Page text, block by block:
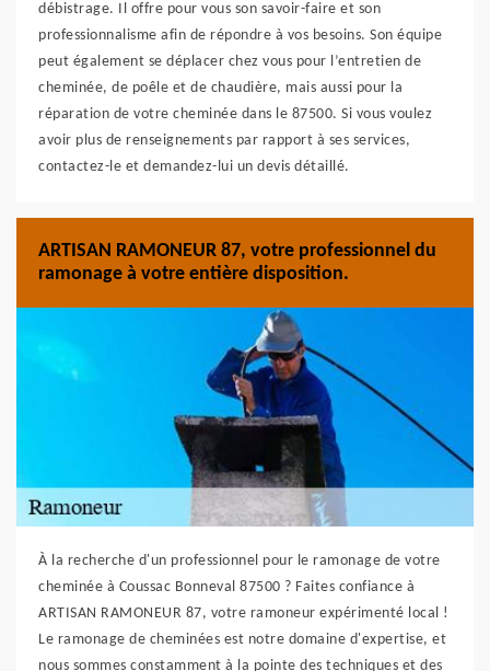
débistrage. Il offre pour vous son savoir-faire et son
professionnalisme afin de répondre à vos besoins. Son équipe
peut également se déplacer chez vous pour l’entretien de
cheminée, de poêle et de chaudière, mais aussi pour la
réparation de votre cheminée dans le 87500. Si vous voulez
avoir plus de renseignements par rapport à ses services,
contactez-le et demandez-lui un devis détaillé.
ARTISAN RAMONEUR 87, votre professionnel du
ramonage à votre entière disposition.
À la recherche d'un professionnel pour le ramonage de votre
cheminée à Coussac Bonneval 87500 ? Faites confiance à
ARTISAN RAMONEUR 87, votre ramoneur expérimenté local !
Le ramonage de cheminées est notre domaine d'expertise, et
nous sommes constamment à la pointe des techniques et des